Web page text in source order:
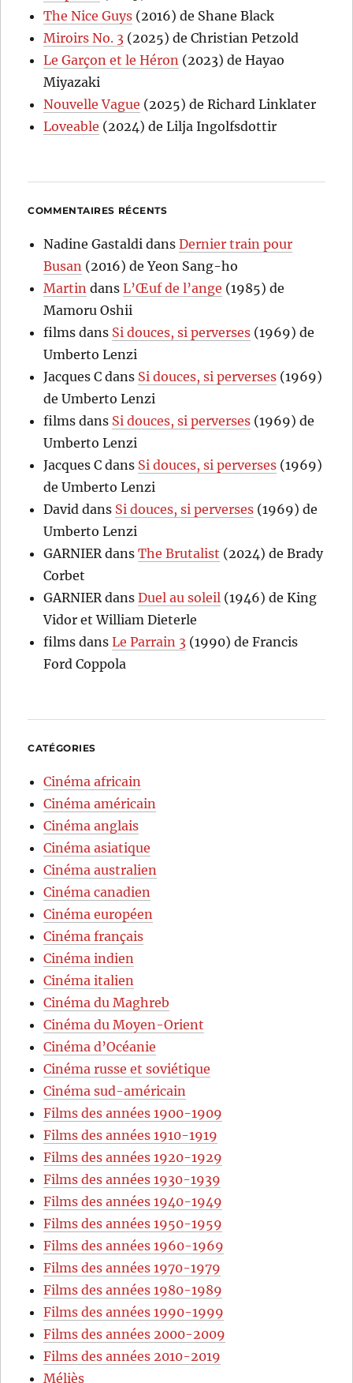
The Nice Guys (2016) de Shane Black
Miroirs No. 3 (2025) de Christian Petzold
Le Garçon et le Héron (2023) de Hayao
Miyazaki
Nouvelle Vague (2025) de Richard Linklater
Loveable (2024) de Lilja Ingolfsdottir
COMMENTAIRES RÉCENTS
Nadine Gastaldi dansDernier train pour
Busan (2016) de Yeon Sang-ho
Martin dansL’Œuf de l’ange (1985) de
Mamoru Oshii
films dans Si douces, si perverses (1969) de
Umberto Lenzi
Jacques C dans Si douces, si perverses (1969)
de Umberto Lenzi
films dans Si douces, si perverses (1969) de
Umberto Lenzi
Jacques C dans Si douces, si perverses (1969)
de Umberto Lenzi
David dans Si douces, si perverses (1969) de
Umberto Lenzi
GARNIERdansThe Brutalist (2024) de Brady
Corbet
GARNIERdansDuel au soleil (1946) de King
Vidor et William Dieterle
films dansLe Parrain 3 (1990) de Francis
Ford Coppola
CATÉGORIES
Cinéma africain
Cinéma américain
Cinéma anglais
Cinéma asiatique
Cinéma australien
Cinéma canadien
Cinéma européen
Cinéma français
Cinéma indien
Cinéma italien
Cinéma du Maghreb
Cinéma du Moyen-Orient
Cinéma d’Océanie
Cinéma russe et soviétique
Cinéma sud-américain
Films des années 1900-1909
Films des années 1910-1919
Films des années 1920-1929
Films des années 1930-1939
Films des années 1940-1949
Films des années 1950-1959
Films des années 1960-1969
Films des années 1970-1979
Films des années 1980-1989
Films des années 1990-1999
Films des années 2000-2009
Films des années 2010-2019
Méliès